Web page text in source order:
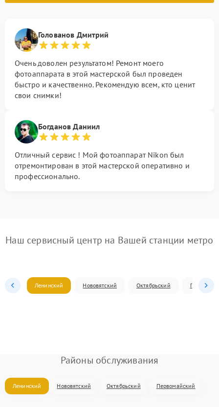
Голованов Дмитрий
Очень доволен результатом! Ремонт моего
фотоаппарата в этой мастерской был проведен
быстро и качественно. Рекомендую всем, кто ценит
свои снимки!
Богданов Даниил
Отличный сервис ! Мой фотоаппарат Nikon был
отремонтирован в этой мастерской оперативно и
профессионально.
Наш сервисный центр на Вашей станции метро
Ленинский Нововятский Октябрьский
Районы обслуживания
Ленинский Нововятский Октябрьский Первомайский